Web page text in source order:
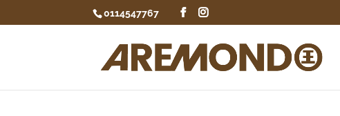
0114547767